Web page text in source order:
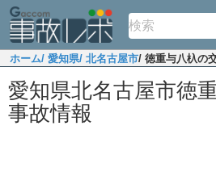
ホーム/ 愛知県/ 北名古屋市/ 徳重与八杁の
愛知県北名古屋市徳
事故情報